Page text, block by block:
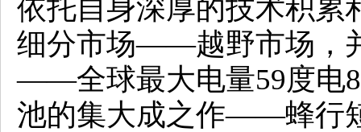
依托自身深厚的技术积累
细分市场——越野市场，
——全球最大电量59度电
池的集大成之作——蜂行